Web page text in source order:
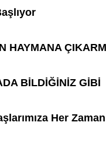
HAYMANA
BİLDİĞİNİZ GİBİ
Her